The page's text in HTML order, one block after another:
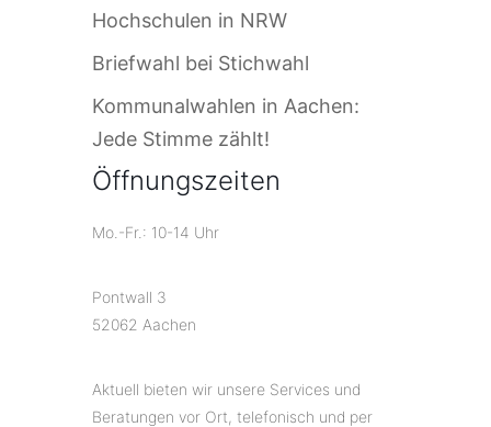
Hochschulen in NRW
Briefwahl bei Stichwahl
Kommunalwahlen in Aachen:
Jede Stimme zählt!
Öffnungszeiten
Mo.-Fr.: 10-14 Uhr
Pontwall 3
52062 Aachen
Aktuell bieten wir unsere Services und
Beratungen vor Ort, telefonisch und per